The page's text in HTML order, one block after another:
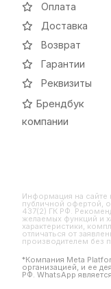
Оплата
Доставка
Возврат
Гарантии
Реквизиты
Брендбук
компании
Информация на сайте
публичной офертой,
437(2) ГК РФ.
желаемых функций и
характеристики,
отличаться от
производителем без
*Компания Meta
организацией, и ее
РФ. WhatsApp